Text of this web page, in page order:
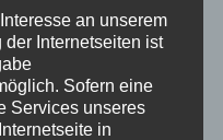
an unserem
Internetseiten ist
Sofern eine
Services unseres
in